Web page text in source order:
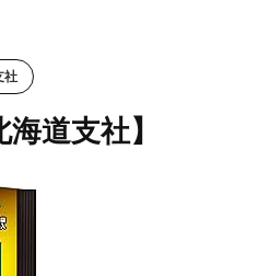
社
道支社】